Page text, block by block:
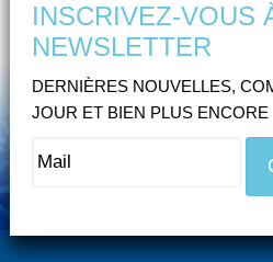
INSCRIVEZ-VOUS
NEWSLETTER
DERNIÈRES NOUVELLES,
JOUR ET BIEN PLUS ENCORE